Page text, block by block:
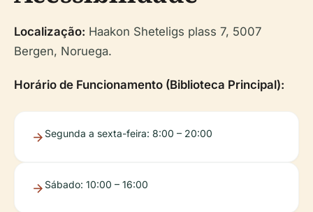
Localização: Haakon Sheteligs plass 7, 5007
Bergen, Noruega.
Horário de Funcionamento (Biblioteca Principal):
Segunda a sexta-feira: 8:00 – 20:00
Sábado: 10:00 – 16:00